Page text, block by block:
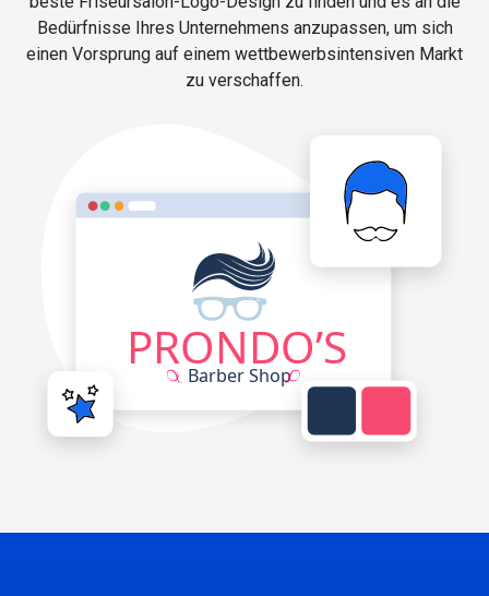
Bedürfnisse Ihres Unternehmens anzupassen, um sich
einen Vorsprung auf einem wettbewerbsintensiven Markt
zu verschaffen.